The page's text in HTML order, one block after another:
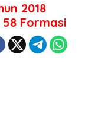
2018
Formasi